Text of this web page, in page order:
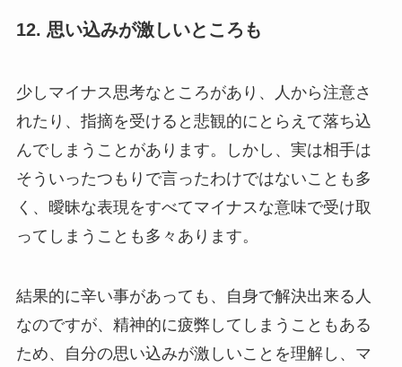
12. 思い込みが激しいところも
少しマイナス思考なところがあり、人から注意さ
れたり、指摘を受けると悲観的にとらえて落ち込
んでしまうことがあります。しかし、実は相手は
そういったつもりで言ったわけではないことも多
く、曖昧な表現をすべてマイナスな意味で受け取
ってしまうことも多々あります。
結果的に辛い事があっても、自身で解決出来る人
なのですが、精神的に疲弊してしまうこともある
ため、自分の思い込みが激しいことを理解し、マ